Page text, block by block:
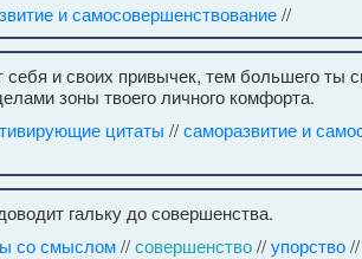
и самосовершенствование//
и своих привычек, тем большего ты
зоны твоего личного комфорта.
цитаты //саморазвитие и
гальку до совершенства.
со смыслом//совершенство//упорство//